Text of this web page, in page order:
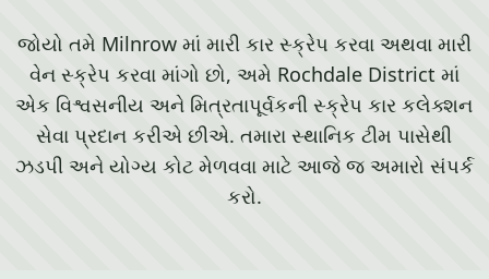
જોયો તમે Milnrow માં મારી કાર સ્ક્રેપ કરવા અથવા મારી
વેન સ્ક્રેપ કરવા માંગો છો, અમે Rochdale District માં
એક વિશ્વસનીય અને મિત્રતાપૂર્વકની સ્ક્રેપ કાર કલેક્શન
સેવા પ્રદાન કરીએ છીએ. તમારા સ્થાનિક ટીમ પાસેથી
ઝડપી અને યોગ્ય કોટ મેળવવા માટે આજે જ અમારો સંપર્ક
કરો.